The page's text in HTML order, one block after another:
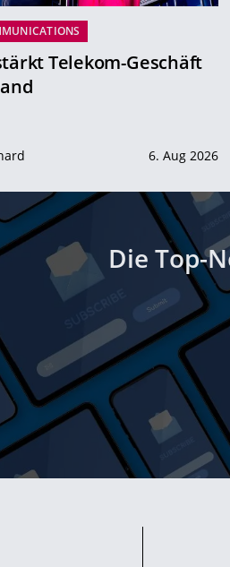
Telekom-Geschäft
6. Aug 2026
Die Top-